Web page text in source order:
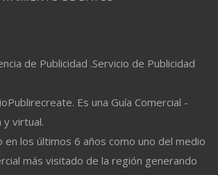
de Publicidad .Servicio de Publicidad
Es una Guía Comercial -
y virtual.
en los últimos 6 años como uno del medio
más visitado de la región generando